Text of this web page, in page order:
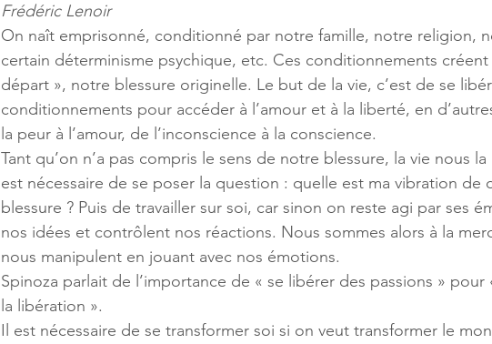
Frédéric Lenoir
On naît emprisonné, conditionné par notre famille, notre religion,
certain déterminisme psychique, etc. Ces conditionnements
départ », notre blessure originelle. Le but de la vie, c’est de se
conditionnements pour accéder à l’amour et à la liberté, en
la peur à l’amour, de l’inconscience à la conscience.
Tant qu’on n’a pas compris le sens de notre blessure, la vie nous
est nécessaire de se poser la question : quelle est ma vibration de
blessure ? Puis de travailler sur soi, car sinon on reste agi par ses
nos idées et contrôlent nos réactions. Nous sommes alors à la
nous manipulent en jouant avec nos émotions.
Spinoza parlait de l’importance de « se libérer des passions » pour
la libération ».
Il est nécessaire de se transformer soi si on veut transformer le